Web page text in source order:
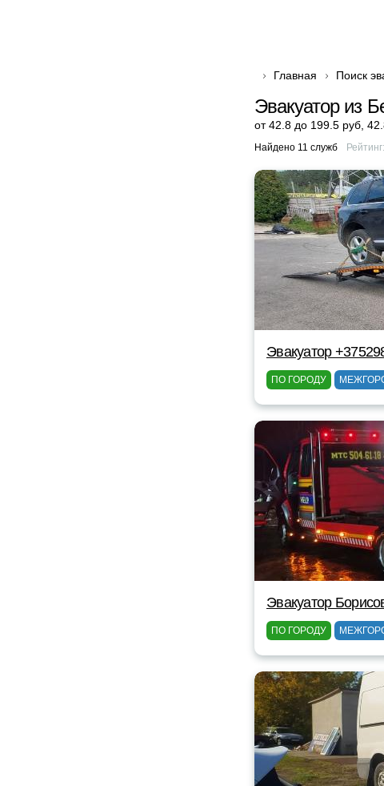
Главная Поиск
Эвакуатор из
от 42.8 до 199.5 руб
Найдено 11 служб Рейтинг:
Эвакуатор
ПО ГОРОДУ
Эвакуатор
ПО ГОРОДУ